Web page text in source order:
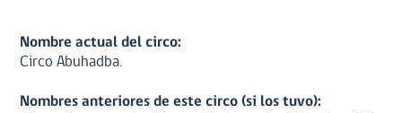
Nombre actual del circo:
Circo Abuhadba.
Nombres anteriores de este circo (si los tuvo):